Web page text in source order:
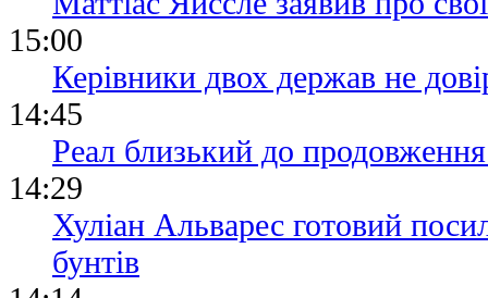
15:00
Керівники двох держав не
14:45
Реал близький до продовження
14:29
Хуліан Альварес готовий
бунтів